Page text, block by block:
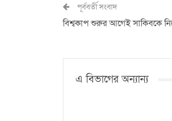
পূর্ববর্তী সংবাদ
বিশ্বকাপ শুরুর আগেই সাকিবকে
এ বিভাগের অন্যান্য